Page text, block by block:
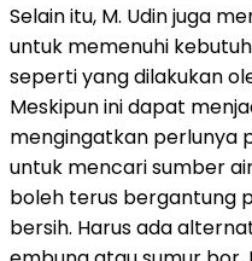
Selain itu, M. Udin juga
untuk memenuhi
seperti yang dilakukan
Meskipun ini dapat
mengingatkan perlunya
untuk mencari sumber
boleh terus bergantung
bersih. Harus ada